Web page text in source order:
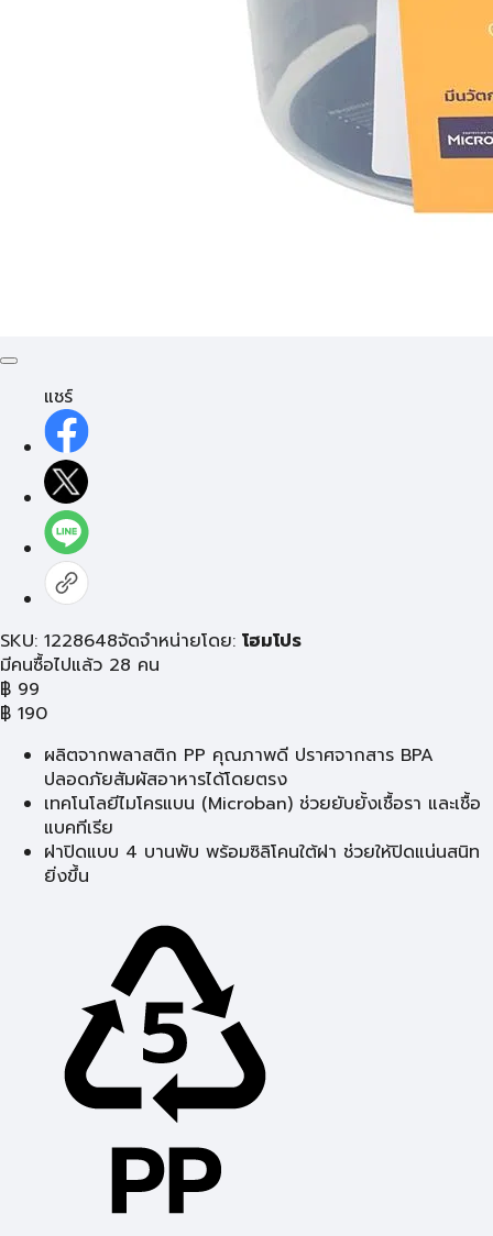
แชร์
SKU: 1228648จัดจำหน่ายโดย: โฮมโปร
มีคนซื้อไปแล้ว 28 คน
฿ 99
฿ 190
ผลิตจากพลาสติก PP คุณภาพดี ปราศจากสาร BPA
ปลอดภัยสัมผัสอาหารได้โดยตรง
เทคโนโลยีไมโครแบน (Microban) ช่วยยับยั้งเชื้อรา และเชื้อ
แบคทีเรีย
ฝาปิดแบบ 4 บานพับ พร้อมซิลิโคนใต้ฝา ช่วยให้ปิดแน่นสนิท
ยิ่งขึ้น